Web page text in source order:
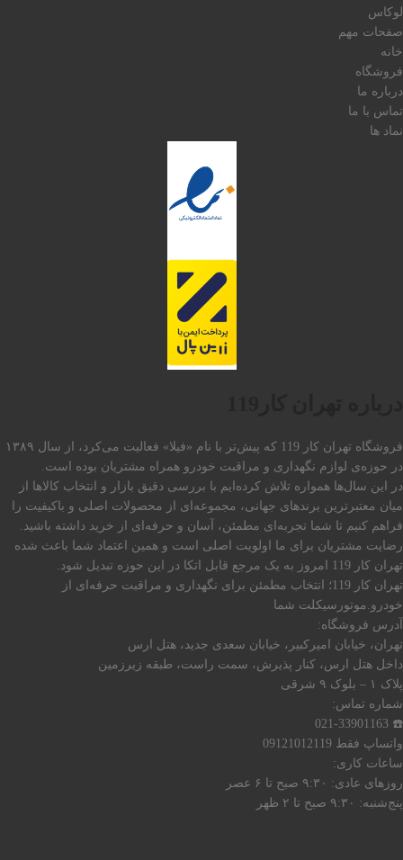
لوکاس
صفحات مهم
خانه
فروشگاه
درباره ما
تماس با ما
نماد ها
فروشگاه تهران کار 119 که پیش‌تر با نام «فیلا» فعالیت می‌کرد، از سال ۱۳۸۹
در حوزه‌ی لوازم نگهداری و مراقبت خودرو همراه مشتریان بوده است.
در این سال‌ها همواره تلاش کرده‌ایم با بررسی دقیق بازار و انتخاب کالاها از
میان معتبرترین برندهای جهانی، مجموعه‌ای از محصولات اصلی و باکیفیت را
فراهم کنیم تا شما تجربه‌ای مطمئن، آسان و حرفه‌ای از خرید داشته باشید.
رضایت مشتریان برای ما اولویت اصلی است و همین اعتماد شما باعث شده
تهران کار 119 امروز به یک مرجع قابل اتکا در این حوزه تبدیل شود.
تهران کار 119؛ انتخاب مطمئن برای نگهداری و مراقبت حرفه‌ای از
خودرو.موتورسیکلت شما
آدرس فروشگاه:
تهران، خیابان امیرکبیر، خیابان سعدی جدید، هتل ارس
داخل هتل ارس، کنار پذیرش، سمت راست، طبقه زیرزمین
پلاک ۱ – بلوک ۹ شرقی
شماره تماس:
☎️ 021-33901163
واتساپ فقط 09121012119
ساعات کاری:
روزهای عادی: ۹:۳۰ صبح تا ۶ عصر
پنج‌شنبه: ۹:۳۰ صبح تا ۲ ظهر